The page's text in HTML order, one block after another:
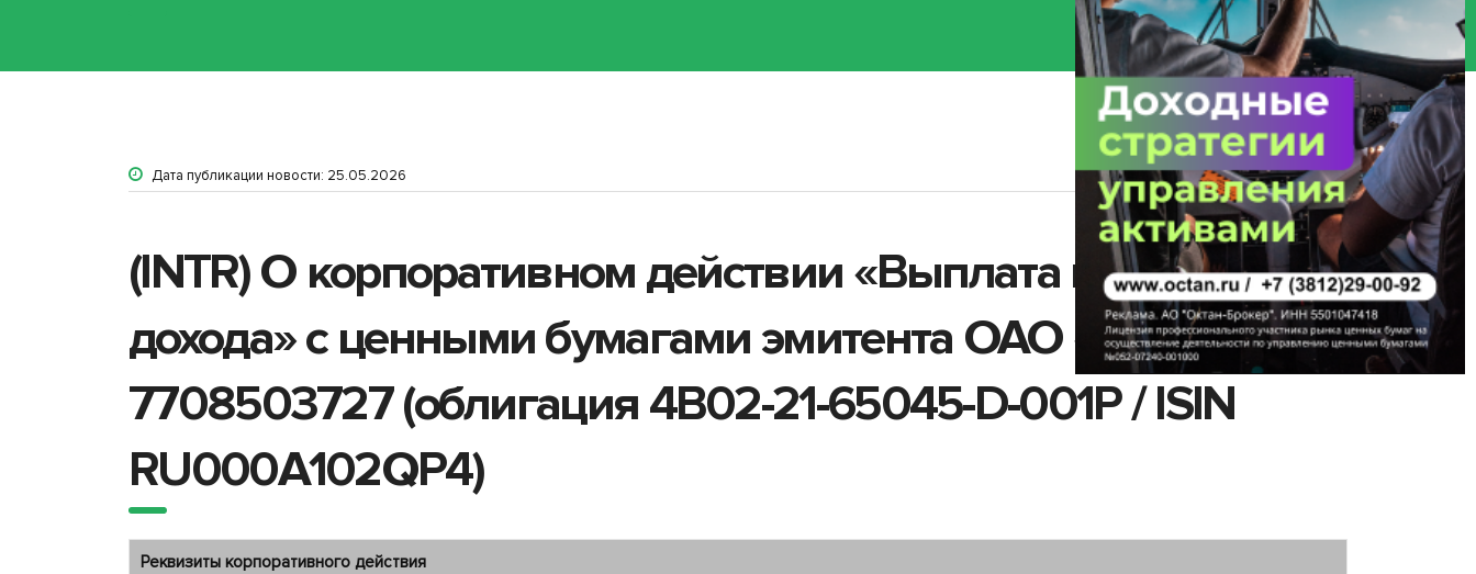
Дата публикации новости: 25.05.2026
(INTR) О корпоративном действии «Выплата купонного
дохода» с ценными бумагами эмитента ОАО «РЖД» ИНН
7708503727 (облигация 4B02-21-65045-D-001P / ISIN
RU000A102QP4)
Реквизиты корпоративного действия